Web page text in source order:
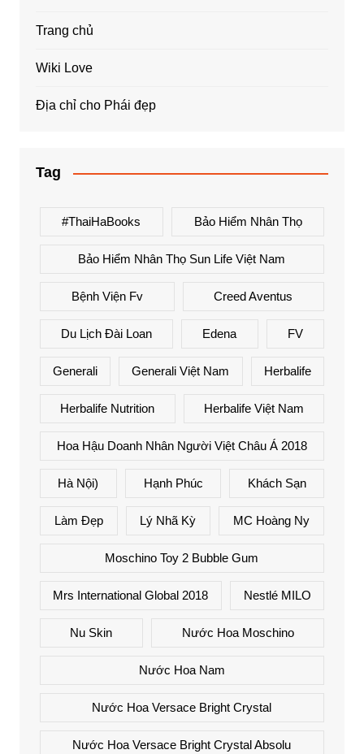
Trang chủ
Wiki Love
Địa chỉ cho Phái đẹp
Tag
#ThaiHaBooks Bảo Hiểm Nhân Thọ
Bảo Hiểm Nhân Thọ Sun Life Việt Nam
Bệnh Viện Fv Creed Aventus
Du Lịch Đài Loan Edena FV
Generali Generali Việt Nam Herbalife
Herbalife Nutrition Herbalife Việt Nam
Hoa Hậu Doanh Nhân Người Việt Châu Á 2018
Hà Nội) Hạnh Phúc Khách Sạn
Làm Đẹp Lý Nhã Kỳ MC Hoàng Ny
Moschino Toy 2 Bubble Gum
Mrs International Global 2018 Nestlé MILO
Nu Skin Nước Hoa Moschino
Nước Hoa Nam
Nước Hoa Versace Bright Crystal
Nước Hoa Versace Bright Crystal Absolu